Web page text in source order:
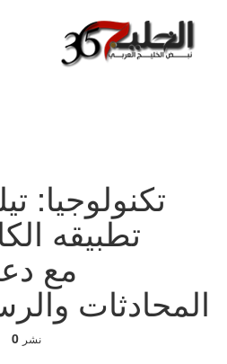
تكنولوجيا:
تطبيقه
المحادثات
0 نشر